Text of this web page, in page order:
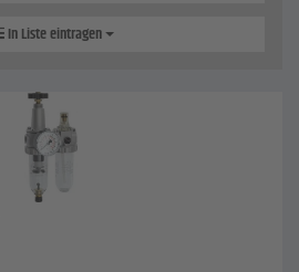
In Liste eintragen